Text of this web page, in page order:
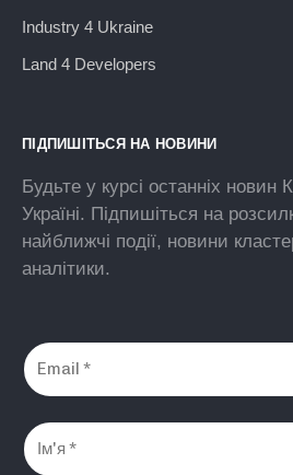
Industry 4 Ukraine
Land 4 Developers
ПІДПИШІТЬСЯ НА НОВИНИ
Будьте у курсі останніх новин
Україні. Підпишіться на
найближчі події, новини
аналітики.